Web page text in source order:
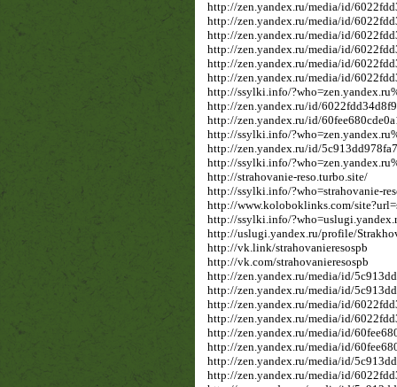
http://zen.yandex.ru/media/id/
http://zen.yandex.ru/media/id/
http://zen.yandex.ru/media/id/
http://zen.yandex.ru/media/id/
http://zen.yandex.ru/media/id/
http://zen.yandex.ru/media/id/
http://ssylki.info/
http://zen.yandex.ru/id/
http://zen.yandex.ru/id/
http://ssylki.info/
http://zen.yandex.ru/id/
http://ssylki.info/
http://strahovanie-reso.turbo.site/
http://ssylki.info/?who=strahovanie-
http://www.koloboklinks.com/
http://ssylki.info/
http://uslugi.yandex.ru/profile/
http://vk.link/strahovanieresospb
http://vk.com/strahovanieresospb
http://zen.yandex.ru/media/id/
http://zen.yandex.ru/media/id/
http://zen.yandex.ru/media/id/
http://zen.yandex.ru/media/id/
http://zen.yandex.ru/media/id/
http://zen.yandex.ru/media/id/
http://zen.yandex.ru/media/id/
http://zen.yandex.ru/media/id/